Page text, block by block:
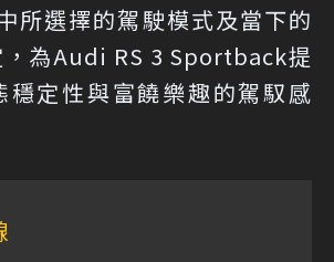
所選擇的駕駛模式及當下的
為Audi RS 3 Sportback提
穩定性與富饒樂趣的駕馭感